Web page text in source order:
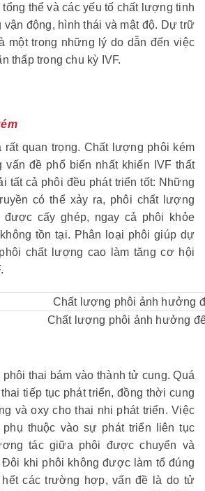
thể và các yếu tố chất lượng tinh
vận động, hình thái và mật độ. Dự trữ
một trong những lý do dẫn đến việc
thấp trong chu kỳ IVF.
quan trọng. Chất lượng phôi kém
vấn đề phổ biến nhất khiến IVF thất
tất cả phôi đều phát triển tốt: Những
có thể xảy ra, phôi chất lượng
được cấy ghép, ngay cả phôi khỏe
tồn tại. Phân loại phôi giúp dự
chất lượng cao làm tăng cơ hội
Chất lượng phôi ảnh hưởng
phôi thai bám vào thành tử cung. Quá
tiếp tục phát triển, đồng thời cung
và oxy cho thai nhi phát triển. Việc
phụ thuộc vào sự phát triển liên tục
tác giữa phôi được chuyển và
khi phôi không được làm tổ đúng
hết các trường hợp, vấn đề là do tử